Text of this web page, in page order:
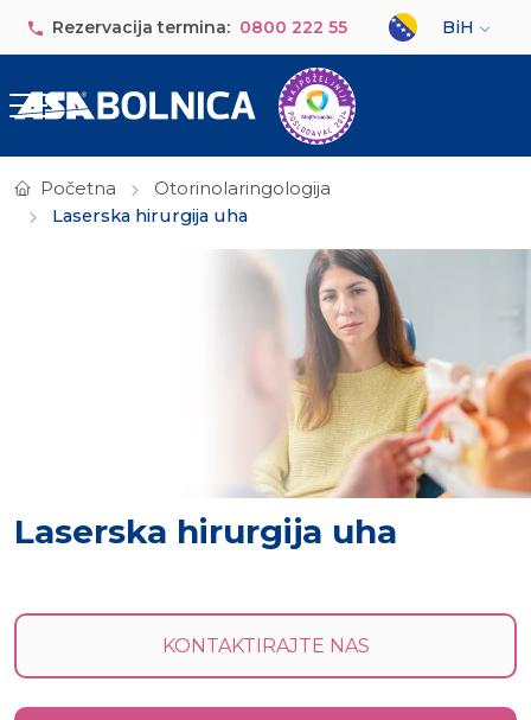
Rezervacija termina: 0800 222 55
Select your
BiH
Početna
Otorinolaringologija
Laserska hirurgija uha
Laserska hirurgija uha
KONTAKTIRAJTE NAS